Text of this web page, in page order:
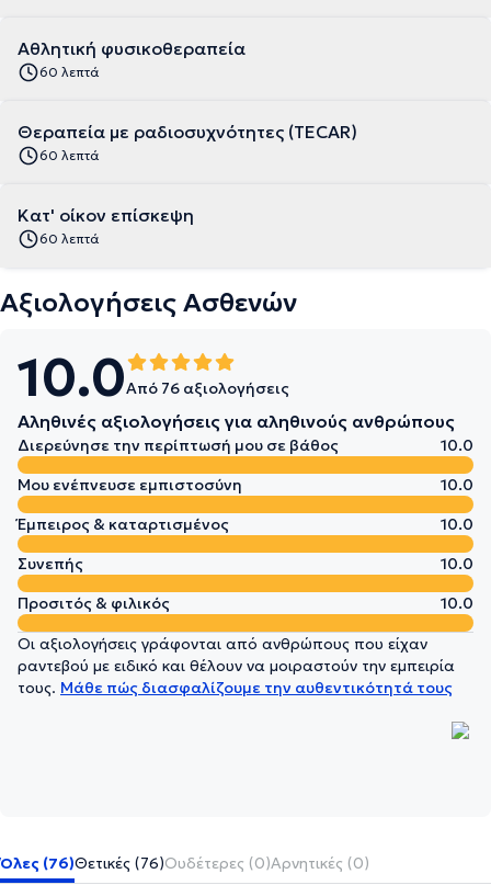
Αθλητική φυσικοθεραπεία
60 λεπτά
Θεραπεία με ραδιοσυχνότητες (TECAR)
60 λεπτά
Κατ' οίκον επίσκεψη
60 λεπτά
Αξιολογήσεις Ασθενών
10.0Από 76 αξιολογήσεις
Αληθινές αξιολογήσεις για αληθινούς ανθρώπους
Διερεύνησε την περίπτωσή μου σε βάθος
10.0
Μου ενέπνευσε εμπιστοσύνη
10.0
Έμπειρος & καταρτισμένος
10.0
Συνεπής
10.0
Προσιτός & φιλικός
10.0
Οι αξιολογήσεις γράφονται από ανθρώπους που είχαν
ραντεβού με ειδικό και θέλουν να μοιραστούν την εμπειρία
τους. Μάθε πώς διασφαλίζουμε την αυθεντικότητά τους
Όλες (76)Θετικές (76)Ουδέτερες (0)Αρνητικές (0)